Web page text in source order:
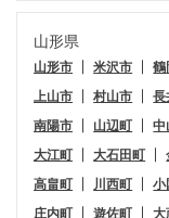
山形県
山形市 米沢市
上山市
村山市
南陽市
山辺町
大江町
大石田町
高畠町
川西町
庄内町
遊佐町